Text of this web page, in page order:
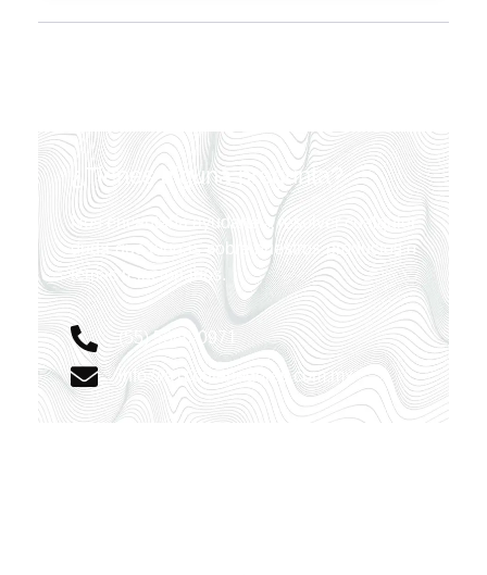
¿Tienes alguna pregunta?
Nos encantaría ayudarte a resolver cualquier
duda que tengas sobre nuestros productos o
temas relacionados.
(55) 5386-0971
info@a1contenedores.com.mx